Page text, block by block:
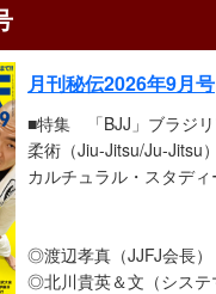
月刊秘伝2026年9月号
■特集 「BJJ」ブラジリ
柔術（Jiu-Jitsu/Ju-Jitsu）
カルチュラル・スタディ
◎渡辺孝真（JJFJ会長）
◎北川貴英＆文（システ